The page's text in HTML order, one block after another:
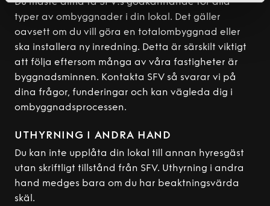
Du måste alltid få SFV:s godkännande för alla
typer av ombyggnader i din lokal. Det gäller
oavsett om du vill göra en totalombyggnad eller
ska installera ny inredning. Detta är särskilt viktigt
att följa eftersom många av våra fastigheter är
byggnadsminnen. Kontakta SFV så svarar vi på
dina frågor, funderingar och kan vägleda dig i
ombyggnadsprocessen.
UTHYRNING I ANDRA HAND
Du kan inte upplåta din lokal till annan hyresgäst
utan skriftligt tillstånd från SFV. Uthyrning i andra
hand medges bara om du har beaktningsvärda
skäl.